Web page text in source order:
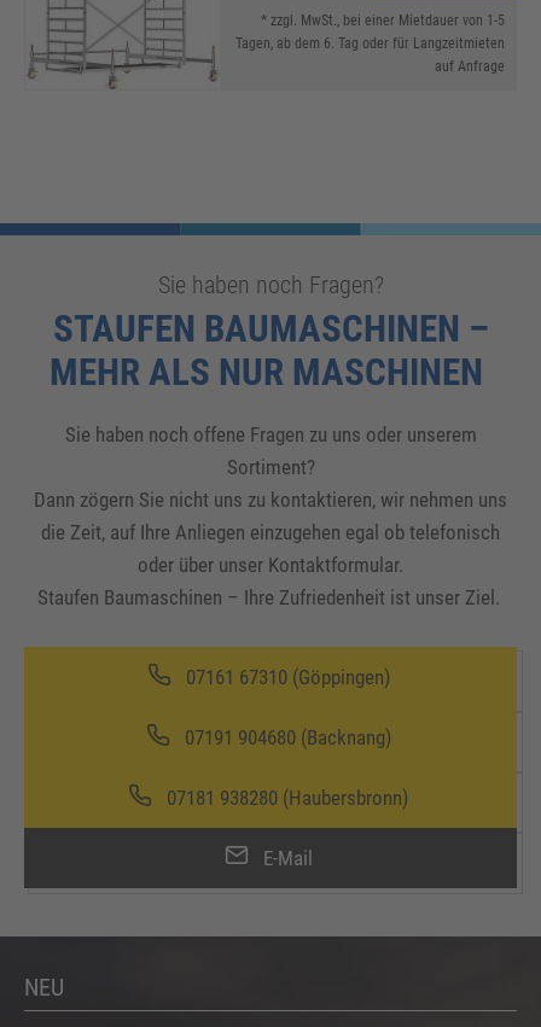
* zzgl. MwSt., bei einer Mietdauer von 1-5
Tagen, ab dem 6. Tag oder für Langzeitmieten
auf Anfrage
Sie haben noch Fragen?
STAUFEN BAUMASCHINEN –
MEHR ALS NUR MASCHINEN
Sie haben noch offene Fragen zu uns oder unserem
Sortiment?
Dann zögern Sie nicht uns zu kontaktieren, wir nehmen uns
die Zeit, auf Ihre Anliegen einzugehen egal ob telefonisch
oder über unser Kontaktformular.
Staufen Baumaschinen – Ihre Zufriedenheit ist unser Ziel.
07161 67310 (Göppingen)
07191 904680 (Backnang)
07181 938280 (Haubersbronn)
E-Mail
NEU